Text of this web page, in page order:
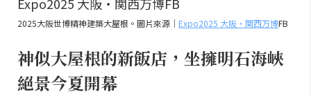
2025大阪世博精神建築大屋根。圖片來源｜ Expo2025 大阪・関西万博FB
神似大屋根的新飯店，坐擁明石海峽
絕景今夏開幕